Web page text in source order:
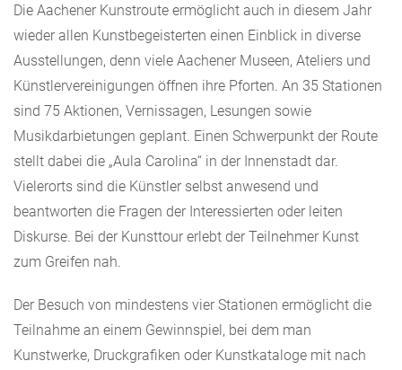
Die Aachener Kunstroute ermöglicht auch in diesem Jahr
wieder allen Kunstbegeisterten einen Einblick in diverse
Ausstellungen, denn viele Aachener Museen, Ateliers und
Künstlervereinigungen öffnen ihre Pforten. An 35 Stationen
sind 75 Aktionen, Vernissagen, Lesungen sowie
Musikdarbietungen geplant. Einen Schwerpunkt der Route
stellt dabei die „Aula Carolina“ in der Innenstadt dar.
Vielerorts sind die Künstler selbst anwesend und
beantworten die Fragen der Interessierten oder leiten
Diskurse. Bei der Kunsttour erlebt der Teilnehmer Kunst
zum Greifen nah.
Der Besuch von mindestens vier Stationen ermöglicht die
Teilnahme an einem Gewinnspiel, bei dem man
Kunstwerke, Druckgrafiken oder Kunstkataloge mit nach